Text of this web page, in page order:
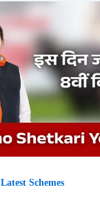
Latest Schemes